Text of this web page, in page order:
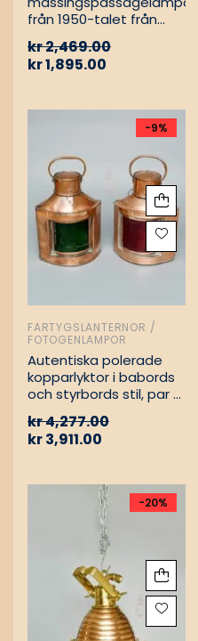
från 1950-talet från
kr2,469.00
kr1,895.00
-9%
FARTYGSLANTERNOR /
FOTOGENLAMPOR
Autentiska polerade
kopparlyktor i babords
och styrbords stil, par –
oljelampor
kr4,277.00
kr3,911.00
-20%